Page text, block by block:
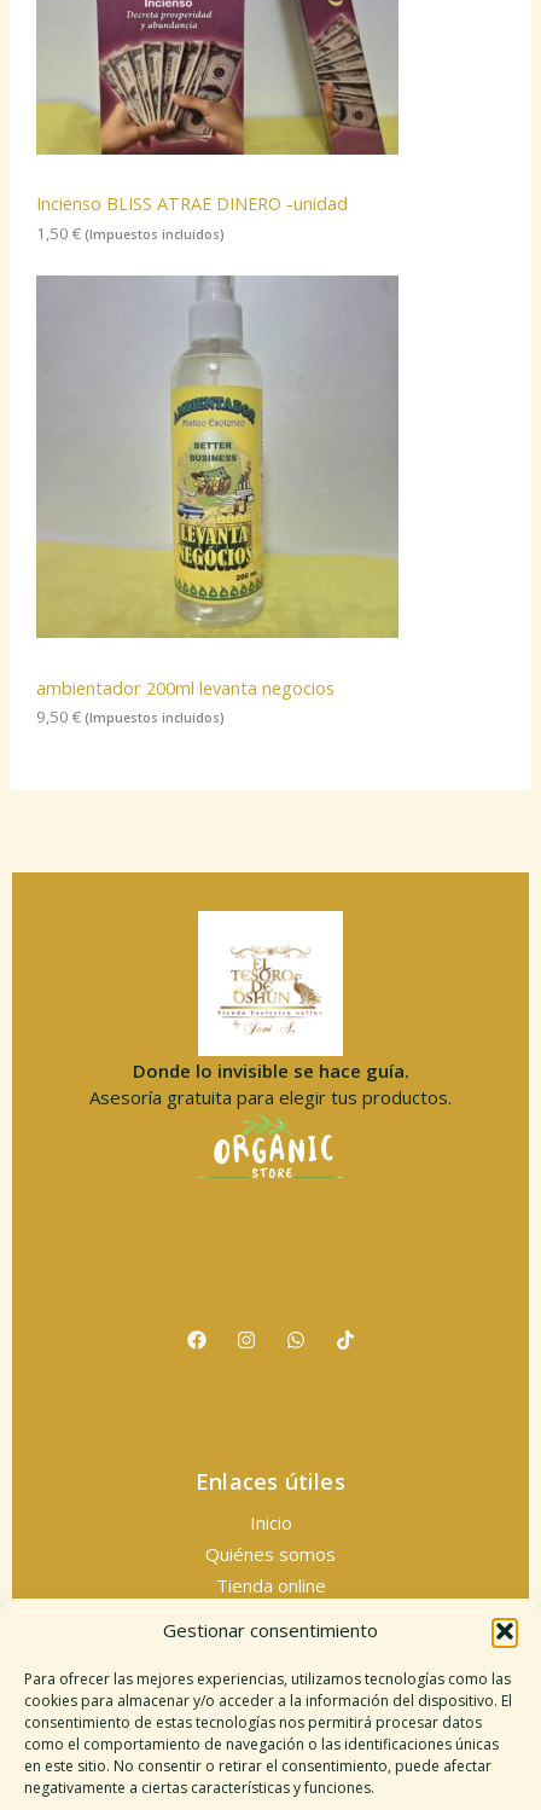
Gestionar consentimiento
Para ofrecer las mejores experiencias, utilizamos tecnologías como las
cookies para almacenar y/o acceder a la información del dispositivo. El
consentimiento de estas tecnologías nos permitirá procesar datos
como el comportamiento de navegación o las identificaciones únicas
en este sitio. No consentir o retirar el consentimiento, puede afectar
negativamente a ciertas características y funciones.
Incienso BLISS ATRAE DINERO -unidad
1,50€ (Impuestos incluidos)
ambientador 200ml levanta negocios
9,50€ (Impuestos incluidos)
Donde lo invisible se hace guía.
Asesoría gratuita para elegir tus productos.
Enlaces útiles
Inicio
Quiénes somos
Tienda online
Información legal